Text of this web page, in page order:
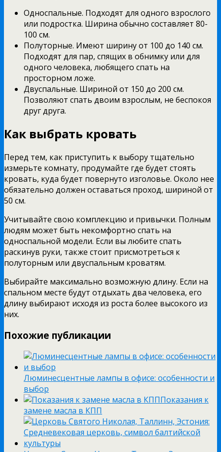
Односпальные. Подходят для одного взрослого
или подростка. Ширина обычно составляет 80-
100 см.
Полуторные. Имеют ширину от 100 до 140 см.
Подходят для пар, спящих в обнимку или для
одного человека, любящего спать на
просторном ложе.
Двуспальные. Шириной от 150 до 200 см.
Позволяют спать двоим взрослым, не беспокоя
друг друга.
Как выбрать кровать
Перед тем, как приступить к выбору тщательно
измерьте комнату, продумайте где будет стоять
кровать, куда будет повернуто изголовье. Около нее
обязательно должен оставаться проход, шириной от
50 см.
Учитывайте свою комплекцию и привычки. Полным
людям может быть некомфортно спать на
односпальной модели. Если вы любите спать
раскинув руки, также стоит присмотреться к
полуторным или двуспальным кроватям.
Выбирайте максимально возможную длину. Если на
спальном месте будут отдыхать два человека, его
длину выбирают исходя из роста более высокого из
них.
Похожие публикации
Люминесцентные лампы в офисе: особенности и
выбор
Показания к
замене масла в КПП